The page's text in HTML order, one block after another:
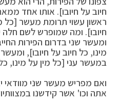
חיוב על חיובו]. אותו אחד
ראשון עשוי תרומת מעשר [כל
חיובו]. ומה שמופרש לשם חלה
ומעשר שני בדרום הפירות
מינו, כל חיוב על חיובו],
במעשר עני [כל מין על מינו,
ואם מפריש מעשר שני מוודאי
אתה וכו' אשר קידשנו במצוותיו